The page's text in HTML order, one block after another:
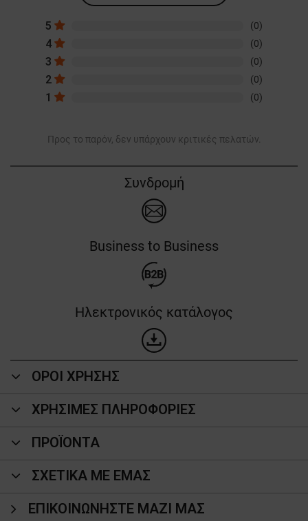
5 (0)
4 (0)
3 (0)
2 (0)
1 (0)
Προς το παρόν, δεν υπάρχουν κριτικές πελατών.
Συνδρομή
Business to Business
Ηλεκτρονικός κατάλογος
ΟΡΟΙ ΧΡΗΣΗΣ
ΧΡΗΣΙΜΕΣ ΠΛΗΡΟΦΟΡΙΕΣ
ΠΡΟΪΌΝΤΑ
ΣΧΕΤΙΚΑ ΜΕ ΕΜΑΣ
ΕΠΙΚΟΙΝΩΝΉΣΤΕ ΜΑΖΊ ΜΑΣ